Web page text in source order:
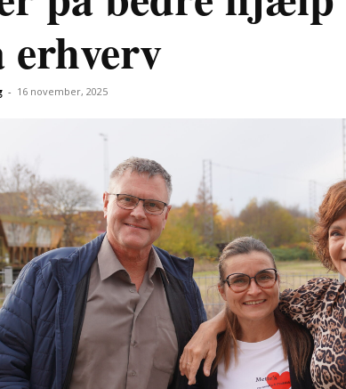
erhverv
- 16 november, 2025